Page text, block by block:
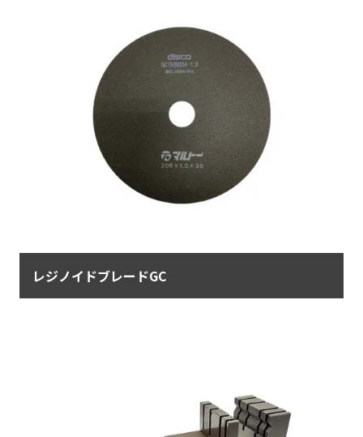
レジノイドブレードGC